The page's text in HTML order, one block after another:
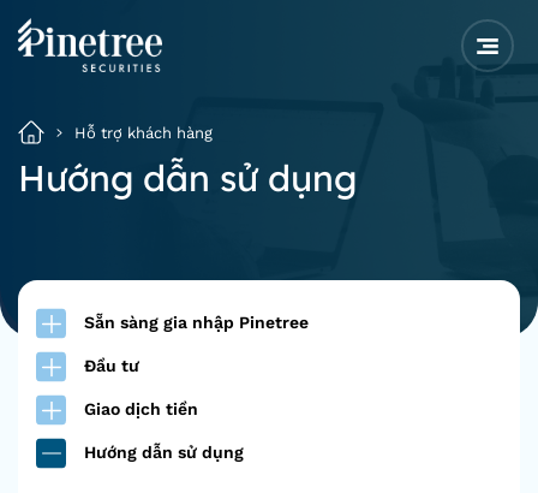
Hỗ trợ khách hàng
Hướng dẫn sử dụng
Sẵn sàng gia nhập Pinetree
Đầu tư
Giao dịch tiền
Hướng dẫn sử dụng